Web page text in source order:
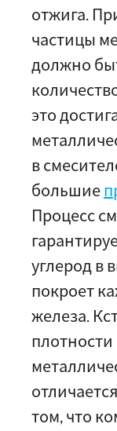
отжига.
частицы
должно
это
в
большие
Процесс
углерод в
покроет
железа.
том, что